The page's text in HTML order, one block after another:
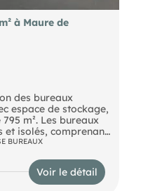
à Maure de
des bureaux
espace de stockage,
m². Les bureaux
et isolés, comprenant
des vestiaires,
BUREAUX
Voir le détail